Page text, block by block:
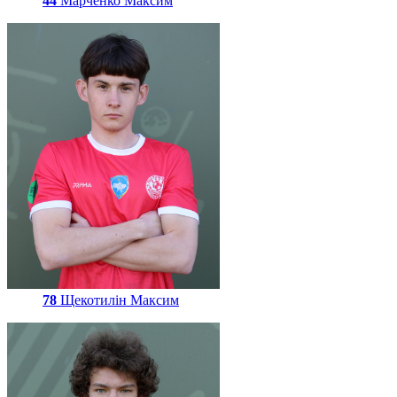
78 Щекотилін Максим